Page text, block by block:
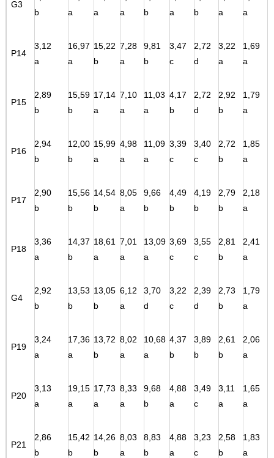
G3
b
a
a
a
b
a
b
a
a
P14
3,12
a
16,97
a
15,22
b
7,28
a
9,81
b
3,47
c
2,72
d
3,22
a
1,69
a
P15
2,89
b
15,59
b
17,14
a
7,10
a
11,03
a
4,17
b
2,72
d
2,92
b
1,79
a
P16
2,94
b
12,00
b
15,99
a
4,98
a
11,09
a
3,39
c
3,40
c
2,72
b
1,85
a
P17
2,90
b
15,56
b
14,54
b
8,05
a
9,66
b
4,49
b
4,19
b
2,79
b
2,18
a
P18
3,36
a
14,37
b
18,61
a
7,01
a
13,09
a
3,69
c
3,55
c
2,81
b
2,41
a
G4
2,92
b
13,53
b
13,05
b
6,12
a
3,70
d
3,22
c
2,39
d
2,73
b
1,79
a
P19
3,24
a
17,36
a
13,72
b
8,02
a
10,68
a
4,37
b
3,89
b
2,61
b
2,06
a
P20
3,13
a
19,15
a
17,73
a
8,33
a
9,68
b
4,88
a
3,49
c
3,11
a
1,65
a
P21
2,86
b
15,42
b
14,26
b
8,03
a
8,83
b
4,88
a
3,23
c
2,58
b
1,83
a